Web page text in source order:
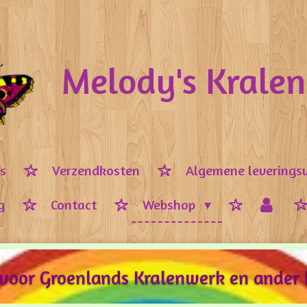
Melody's
Verzendkosten
Algemene
Contact Webshop
Groenlands Kralenwerk en